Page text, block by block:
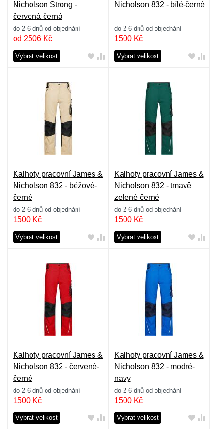
Nicholson Strong -
červená-černá
do 2-6 dnů od objednání
od 2506 Kč
Vybrat velikost
Nicholson 832 - bílé-černé
do 2-6 dnů od objednání
1500Kč
Vybrat velikost
Kalhoty pracovní James &
Nicholson 832 - béžové-
černé
do 2-6 dnů od objednání
1500 Kč
Vybrat velikost
Kalhoty pracovní James &
Nicholson 832 - tmavě
zelené-černé
do 2-6 dnů od objednání
1500Kč
Vybrat velikost
Kalhoty pracovní James &
Nicholson 832 - červené-
černé
do 2-6 dnů od objednání
1500 Kč
Vybrat velikost
Kalhoty pracovní James &
Nicholson 832 - modré-
navy
do 2-6 dnů od objednání
1500Kč
Vybrat velikost